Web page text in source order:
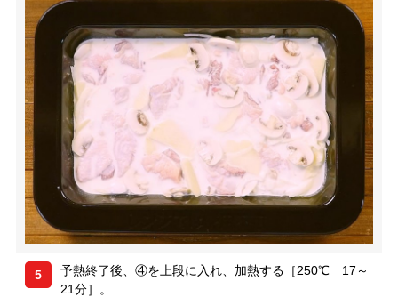
5
予熱終了後、④を上段に入れ、加熱する［250℃ 17～
21分］。